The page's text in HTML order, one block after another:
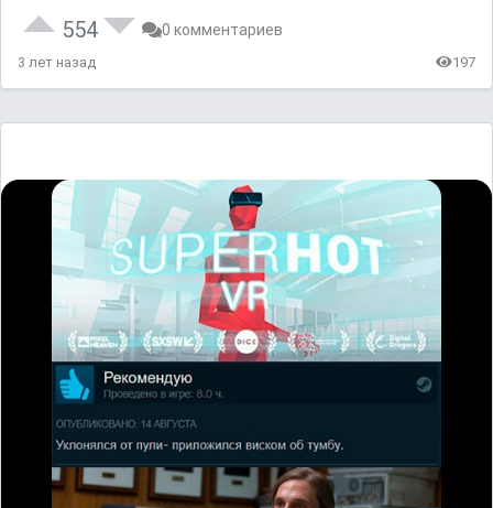
554 0 комментариев
3 лет назад 197